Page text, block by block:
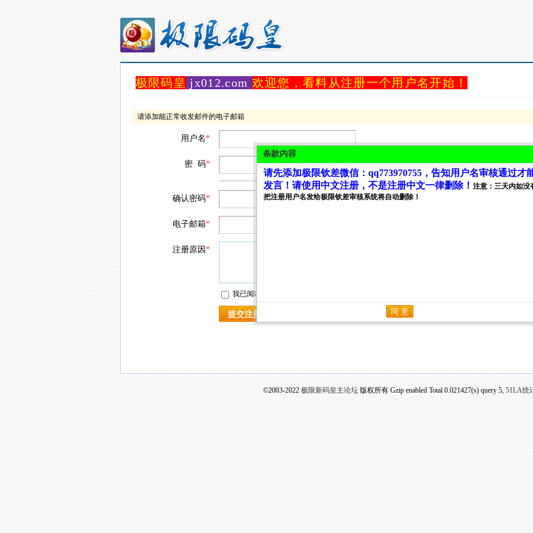
条款内容
请先添加极限钦差微信：qq773970755，告知用户名审核通过才
发言！请使用中文注册，不是注册中文一律删除！ 注意：三天内如没
把注册用户名发给极限钦差审核系统将自动删除！
同 意
极限码皇 jx012.com 欢迎您，看料从注册一个用户名开始！
请添加能正常收发邮件的电子邮箱
用户名*
密 码*
密码强度
确认密码*
电子邮箱*
注册原因*
我已阅读并完全同意
提交注册
©2003-2022 极限新码皇主论坛版权所有 Gzip enabled Total 0.021427(s) query 5, 51LA统